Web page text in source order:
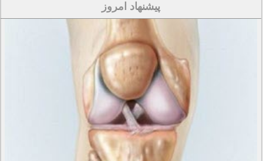
پیشنهاد امروز